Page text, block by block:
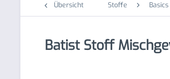
Übersicht Stoffe
Batist Stoff